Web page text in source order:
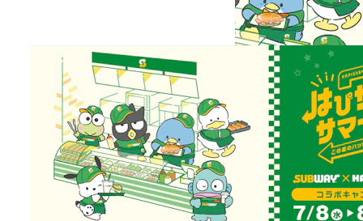
はぴサブサマー！（第２弾）